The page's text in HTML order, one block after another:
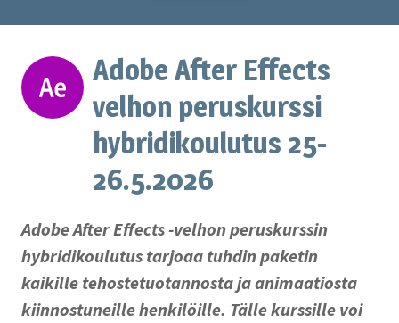
Adobe After Effects
velhon peruskurssi
hybridikoulutus 25-
26.5.2026
Adobe After Effects -velhon peruskurssin
hybridikoulutus tarjoaa tuhdin paketin
kaikille tehostetuotannosta ja animaatiosta
kiinnostuneille henkilöille. Tälle kurssille voi